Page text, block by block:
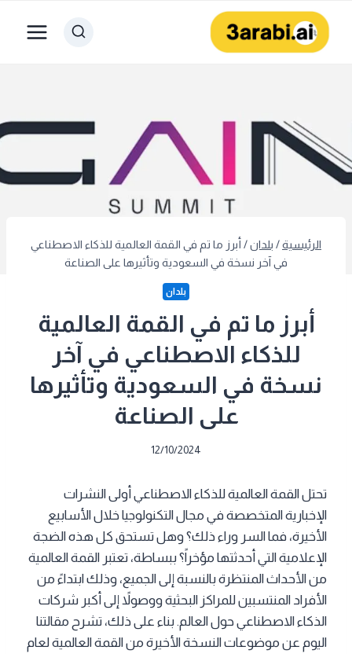
المحتوى
الرئيسية/ بلدان/ أبرز ما تم في القمة العالمية للذكاء الاصطناعي
في آخر نسخة في السعودية وتأثيرها على الصناعة
بلدان
أبرز ما تم في القمة العالمية
للذكاء الاصطناعي في آخر
نسخة في السعودية وتأثيرها
على الصناعة
12/10/2024
تحتل القمة العالمية للذكاء الاصطناعي أولى النشرات
الإخبارية المتخصصة في مجال التكنولوجيا خلال الأسابيع
الأخيرة، فما السر وراء ذلك؟ وهل تستحق كل هذه الضجة
الإعلامية التي أحدثتها مؤخراً؟ ببساطة، تعتبر القمة العالمية
من الأحداث المنتظرة بالنسبة إلى الجميع، وذلك ابتداءً من
الأفراد المنتسبين للمراكز البحثية ووصولاً إلى أكبر شركات
الذكاء الاصطناعي حول العالم. بناء على ذلك، تشرح مقالتنا
اليوم عن موضوعات النسخة الأخيرة من القمة العالمية لعام